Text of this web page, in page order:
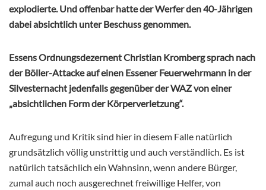
explodierte. Und offenbar hatte der Werfer den 40-Jährigen
dabei absichtlich unter Beschuss genommen.
Essens Ordnungsdezernent Christian Kromberg sprach nach
der Böller-Attacke auf einen Essener Feuerwehrmann in der
Silvesternacht jedenfalls gegenüber der WAZ von einer
„absichtlichen Form der Körperverletzung“.
Aufregung und Kritik sind hier in diesem Falle natürlich
grundsätzlich völlig unstrittig und auch verständlich. Es ist
natürlich tatsächlich ein Wahnsinn, wenn andere Bürger,
zumal auch noch ausgerechnet freiwillige Helfer, von